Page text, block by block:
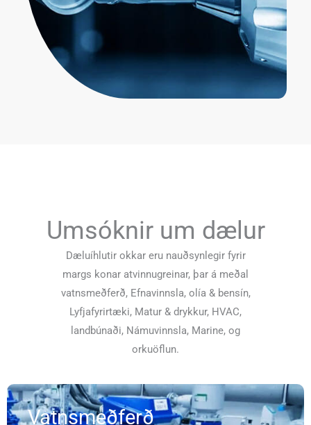
Umsóknir um dælur
Dæluíhlutir okkar eru nauðsynlegir fyrir
margs konar atvinnugreinar, þar á meðal
vatnsmeðferð, Efnavinnsla, olía & bensín,
Lyfjafyrirtæki, Matur & drykkur, HVAC,
landbúnaði, Námuvinnsla, Marine, og
orkuöflun.
Vatnsmeðferð